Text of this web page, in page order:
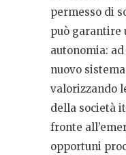
permesso di
può garantire
autonomia:
nuovo
valorizzando
della società
fronte
opportuni